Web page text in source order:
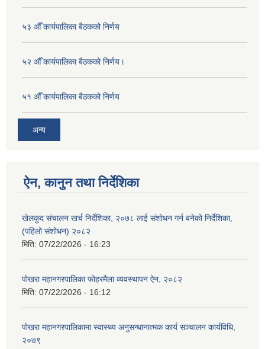
५३ औँ कार्यपालिका बैठकको निर्णय
५२ औँ कार्यपालिका बैठकको निर्णय।
५१ औँ कार्यपालिका बैठकको निर्णय
अन्य
ऐन, कानुन तथा निर्देशिका
खेलकुद संचालन खर्च निर्देशिका, २०७८ लाई संशोधन गर्न बनेको निर्देशिका,
(पहिलो संशोधन) २०८२
मिति: 07/22/2026 - 16:23
पोखरा महानगरपालिका फोहरमैला व्यवस्थापन ऐन, २०८२
मिति: 07/22/2026 - 16:12
पोखरा महानगरपालिकामा स्वास्थ्य अनुसन्धानात्मक कार्य सञ्चालन कार्यविधि,
२०७९